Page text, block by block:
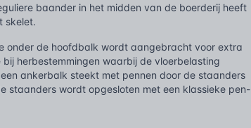
baander in het midden van de boerderij heeft
skelet.
onder de hoofdbalk wordt aangebracht voor extra
herbestemmingen waarbij de vloerbelasting
ankerbalk steekt met pennen door de staanders
staanders wordt opgesloten met een klassieke pen-